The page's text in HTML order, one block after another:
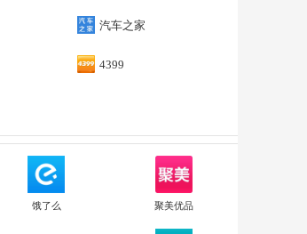
汽车之家
4399
饿了么 聚美优品